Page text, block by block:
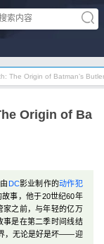
The Origin of Batman’s
Origin of Ba
DC影业制作的动作犯
事，他于20世纪60年
家之前，与年轻的亿万
事是在第二季时间线结
，无论是好是坏——迎